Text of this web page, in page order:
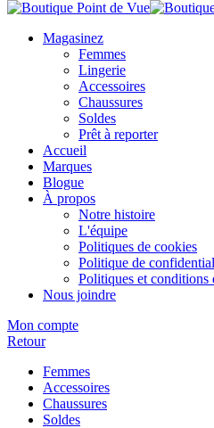
Magasinez
Femmes
Lingerie
Accessoires
Chaussures
Soldes
Prêt à reporter
Accueil
Marques
Blogue
À propos
Notre histoire
L'équipe
Politiques de cookies
Politique de
Politiques et conditions
Nous joindre
Mon compte
Retour
Femmes
Accessoires
Chaussures
Soldes